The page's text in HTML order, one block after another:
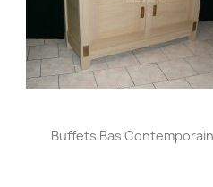
 Aperçu rapide
Buffets Bas